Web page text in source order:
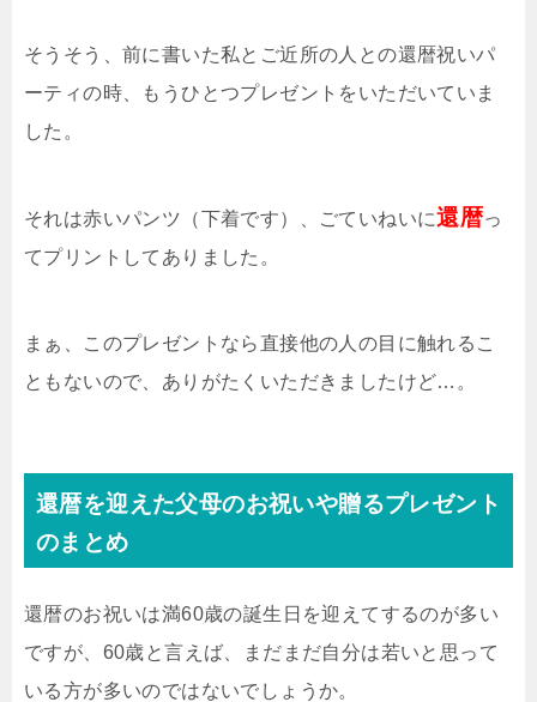
そうそう、前に書いた私とご近所の人との還暦祝いパ
ーティの時、もうひとつプレゼントをいただいていま
した。
それは赤いパンツ（下着です）、ごていねいに還暦っ
てプリントしてありました。
まぁ、このプレゼントなら直接他の人の目に触れるこ
ともないので、ありがたくいただきましたけど…。
還暦を迎えた父母のお祝いや贈るプレゼント
のまとめ
還暦のお祝いは満60歳の誕生日を迎えてするのが多い
ですが、60歳と言えば、まだまだ自分は若いと思って
いる方が多いのではないでしょうか。